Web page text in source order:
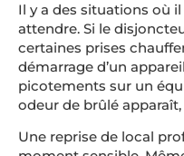
Il y a des situations où
attendre. Si le
certaines prises
démarrage d’un
picotements sur un
odeur de brûlé
Une reprise de local